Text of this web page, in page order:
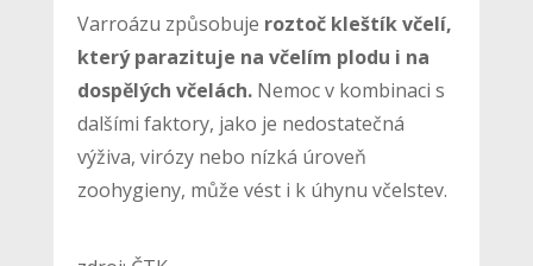
Varroázu způsobuje roztoč kleštík včelí,
který parazituje na včelím plodu i na
dospělých včelách.Nemoc v kombinaci s
dalšími faktory, jako je nedostatečná
výživa, virózy nebo nízká úroveň
zoohygieny, může vést i k úhynu včelstev.